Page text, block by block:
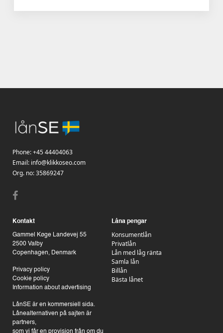
Phone:+45 44404063
Email: info@klikkoseo.com
Org. no: 35869247
Kontakt
Gammel Køge Landevej 55
2500 Valby
Copenhagen, Denmark
Privacy policy
Cookie policy
Information about advertising
LånSE är en kommersiell sida.
Lånealternativen på sajten är
partners,
som vi får en provision från om du
Låna pengar
Konsumentlån
Privatlån
Lån med låg ränta
Samla lån
Billån
Bästa lånet